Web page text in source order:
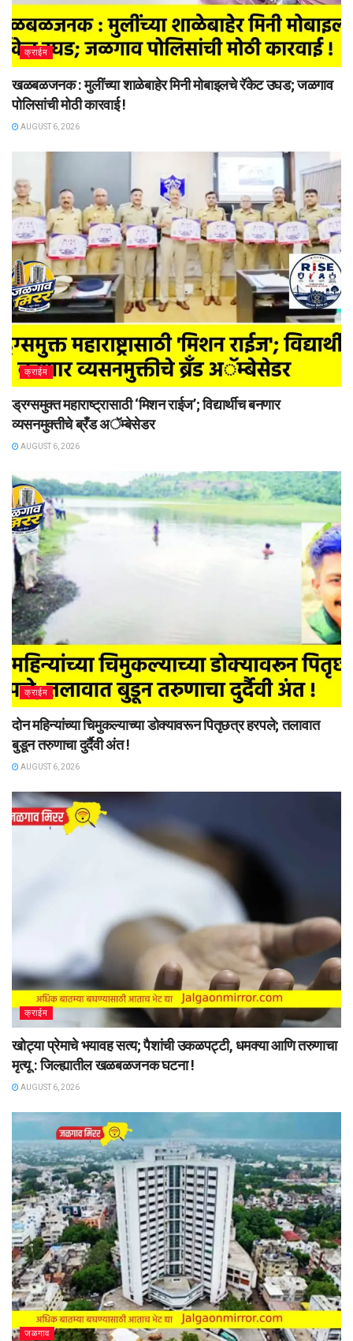
क्राईम
खळबळजनक : मुलींच्या शाळेबाहेर मिनी मोबाइलचे रॅकेट उघड; जळगाव
पोलिसांची मोठी कारवाई !
AUGUST 6, 2026
क्राईम
ड्रग्समुक्त महाराष्ट्रासाठी ‘मिशन राईज’; विद्यार्थीच बनणार
व्यसनमुक्तीचे ब्रँड अॅम्बेसेडर
AUGUST 6, 2026
क्राईम
दोन महिन्यांच्या चिमुकल्याच्या डोक्यावरून पितृछत्र हरपले; तलावात
बुडून तरुणाचा दुर्दैवी अंत !
AUGUST 6, 2026
क्राईम
खोट्या प्रेमाचे भयावह सत्य; पैशांची उकळपट्टी, धमक्या आणि तरुणाचा
मृत्यू : जिल्ह्यातील खळबळजनक घटना !
AUGUST 6, 2026
जळगाव